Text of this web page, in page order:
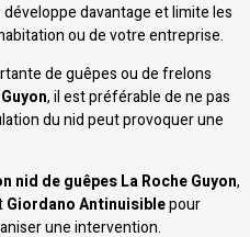
davantage et limite les
ou de votre entreprise.
de guêpes ou de frelons
, il est préférable de ne pas
du nid peut provoquer une
nid de guêpes La Roche Guyon,
Giordano Antinuisiblepour
une intervention.